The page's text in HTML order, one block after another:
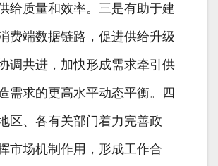
给质量和效率。三是有助于建
费端数据链路，促进供给升级
调共进，加快形成需求牵引供
需求的更高水平动态平衡。四
区、各有关部门着力完善政
市场机制作用，形成工作合